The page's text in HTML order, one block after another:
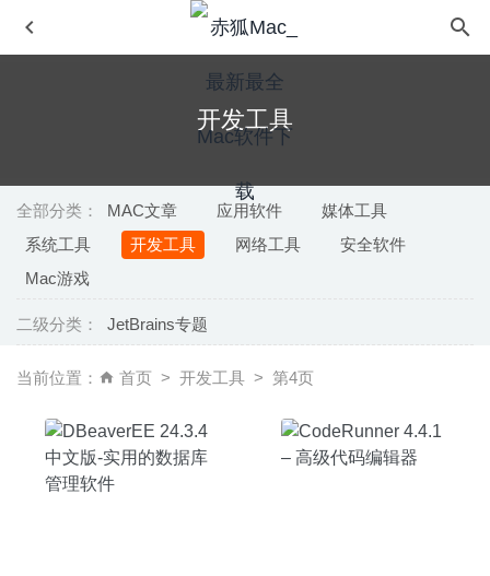
开发工具
全部分类： MAC文章 应用软件
媒体工具
系统工具
开发工具 网络工具
安全软件
Mac游戏
二级分类： JetBrains专题
当前位置： 首页 开发工具 第4页
PopChar 10.5 – 强大的特殊字符输入工具
2022-11-24
20
Chaotica 2.2.3 – 分形艺术作品创作工具
MacCleaner Pro 2.0.1 – MacOS系统优化清理工具 2020-
06-27